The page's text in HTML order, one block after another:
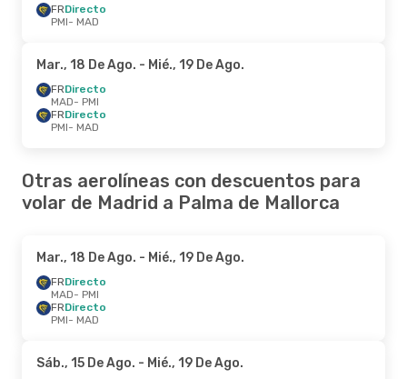
FRDirecto
PMI- MAD
Mar., 18 De Ago. - Mié., 19 De Ago.
FRDirecto
MAD- PMI
FRDirecto
PMI- MAD
Otras aerolíneas con descuentos para
volar de Madrid a Palma de Mallorca
Mar., 18 De Ago. - Mié., 19 De Ago.
FRDirecto
MAD- PMI
FRDirecto
PMI- MAD
Sáb., 15 De Ago. - Mié., 19 De Ago.